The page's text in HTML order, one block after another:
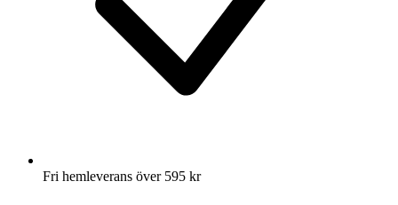
Fri hemleverans över 595 kr